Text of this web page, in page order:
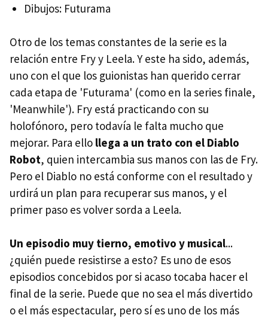
Dibujos: Futurama
Otro de los temas constantes de la serie es la
relación entre Fry y Leela. Y este ha sido, además,
uno con el que los guionistas han querido cerrar
cada etapa de 'Futurama' (como en la series finale,
'Meanwhile'). Fry está practicando con su
holofónoro, pero todavía le falta mucho que
mejorar. Para ello llega a un trato con el Diablo
Robot, quien intercambia sus manos con las de Fry.
Pero el Diablo no está conforme con el resultado y
urdirá un plan para recuperar sus manos, y el
primer paso es volver sorda a Leela.
Un episodio muy tierno, emotivo y musical...
¿quién puede resistirse a esto? Es uno de esos
episodios concebidos por si acaso tocaba hacer el
final de la serie. Puede que no sea el más divertido
o el más espectacular, pero sí es uno de los más